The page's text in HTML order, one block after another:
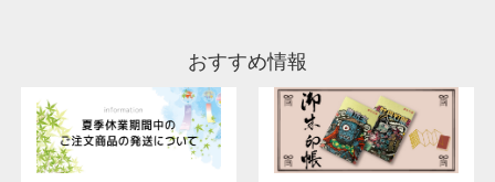
おすすめ情報